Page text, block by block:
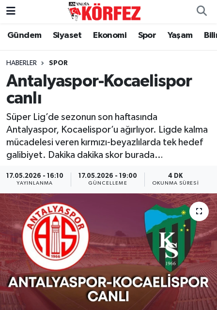
Gündem Siyaset Ekonomi Spor Yaşam
HABERLER SPOR
Antalyaspor-Kocaelispor
canlı
Süper Lig’de sezonun son haftasında
Antalyaspor, Kocaelispor’u ağırlıyor. Ligde kalma
mücadelesi veren kırmızı-beyazlılarda tek hedef
galibiyet. Dakika dakika skor burada…
17.05.2026 - 16:10
YAYINLANMA
17.05.2026 - 19:00
GÜNCELLEME
4 DK
OKUNMA SÜRESI
Gündem
Siyaset
Yerel Yönetim
Spor
Yaşam
Asayiş
Dünya
Eğitim
Sağlık
Magazin
Nöbetçi Eczaneler
Hava Durumu
Trafik Durumu
Tüm Manşetler
Son Dakika Haberleri
Haber Arşivi